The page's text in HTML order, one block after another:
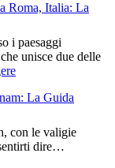
Roma, Italia: La
i paesaggi
unisce due delle
La Guida
con le valigie
dire…